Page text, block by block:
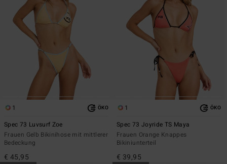
1 ÖKO
Spec 73 Luvsurf Zoe
Frauen Gelb Bikinihose mit mittlerer
Bedeckung
€ 45,95
1 ÖKO
Spec 73 Joyride TS Maya
Frauen Orange Knappes
Bikiniunterteil
€ 39,95